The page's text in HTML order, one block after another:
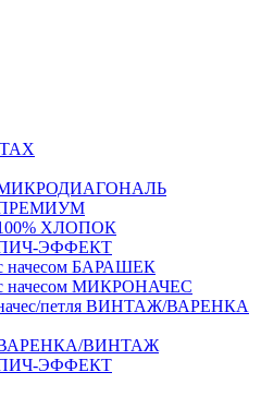
МИКРОДИАГОНАЛЬ
ПРЕМИУМ
100% ХЛОПОК
ПИЧ-ЭФФЕКТ
начесом БАРАШЕК
с начесом МИКРОНАЧЕС
начес/петля ВИНТАЖ/ВАРЕНКА
ВАРЕНКА/ВИНТАЖ
ПИЧ-ЭФФЕКТ